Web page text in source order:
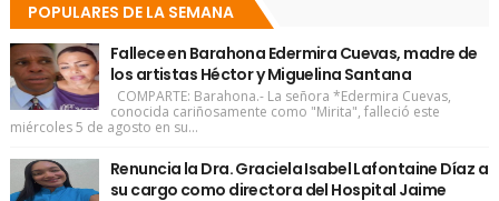
POPULARES DE LA SEMANA
Fallece en Barahona Edermira Cuevas, madre de
los artistas Héctor y Miguelina Santana
COMPARTE: Barahona.- La señora *Edermira Cuevas,
conocida cariñosamente como "Mirita", falleció este
miércoles 5 de agosto en su...
Renuncia la Dra. Graciela Isabel Lafontaine Díaz a
su cargo como directora del Hospital Jaime